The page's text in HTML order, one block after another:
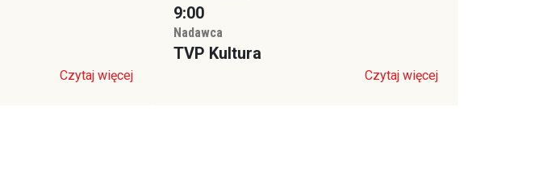
Czytaj więcej
9:00
Nadawca
TVP Kultura
Czytaj więcej